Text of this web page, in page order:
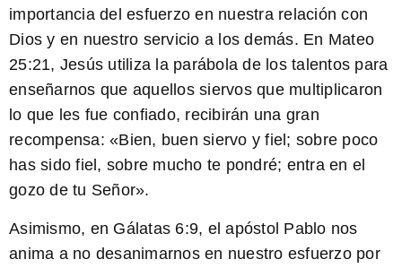
importancia del esfuerzo en nuestra relación con
Dios y en nuestro servicio a los demás. En Mateo
25:21, Jesús utiliza la parábola de los talentos para
enseñarnos que aquellos siervos que multiplicaron
lo que les fue confiado, recibirán una gran
recompensa: «Bien, buen siervo y fiel; sobre poco
has sido fiel, sobre mucho te pondré; entra en el
gozo de tu Señor».
Asimismo, en Gálatas 6:9, el apóstol Pablo nos
anima a no desanimarnos en nuestro esfuerzo por